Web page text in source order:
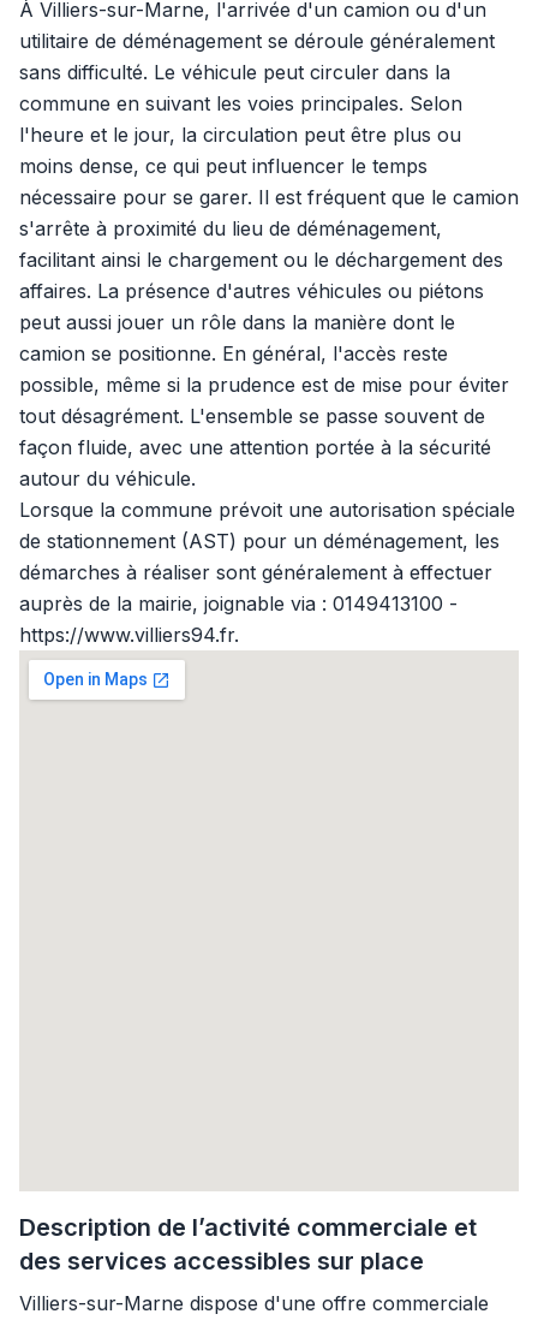
À Villiers-sur-Marne, l'arrivée d'un camion ou d'un
utilitaire de déménagement se déroule généralement
sans difficulté. Le véhicule peut circuler dans la
commune en suivant les voies principales. Selon
l'heure et le jour, la circulation peut être plus ou
moins dense, ce qui peut influencer le temps
nécessaire pour se garer. Il est fréquent que le camion
s'arrête à proximité du lieu de déménagement,
facilitant ainsi le chargement ou le déchargement des
affaires. La présence d'autres véhicules ou piétons
peut aussi jouer un rôle dans la manière dont le
camion se positionne. En général, l'accès reste
possible, même si la prudence est de mise pour éviter
tout désagrément. L'ensemble se passe souvent de
façon fluide, avec une attention portée à la sécurité
autour du véhicule.
Lorsque la commune prévoit une autorisation spéciale
de stationnement (AST) pour un déménagement, les
démarches à réaliser sont généralement à effectuer
auprès de la mairie, joignable via : 0149413100 -
https://www.villiers94.fr.
Description de l’activité commerciale et
des services accessibles sur place
Villiers-sur-Marne dispose d'une offre commerciale